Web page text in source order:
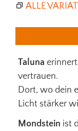
ALLE
Taluna
vertrauen.
Dort, wo dein
Licht stärker
Mondstein ist